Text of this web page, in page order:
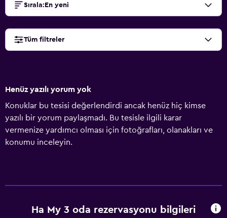
Sırala: En yeni
Tüm filtreler
Henüz yazılı yorum yok
Konuklar bu tesisi değerlendirdi ancak henüz hiç kimse
yazılı bir yorum paylaşmadı. Bu tesisle ilgili karar
vermenize yardımcı olması için fotoğrafları, olanakları ve
konumu inceleyin.
Ha My 3 oda rezervasyonu bilgileri